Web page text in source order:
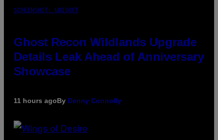
SCREENSHOT: UBISOFT
Ghost Recon Wildlands Upgrade
Details Leak Ahead of Anniversary
Showcase
11 hours agoBy Denny Connolly